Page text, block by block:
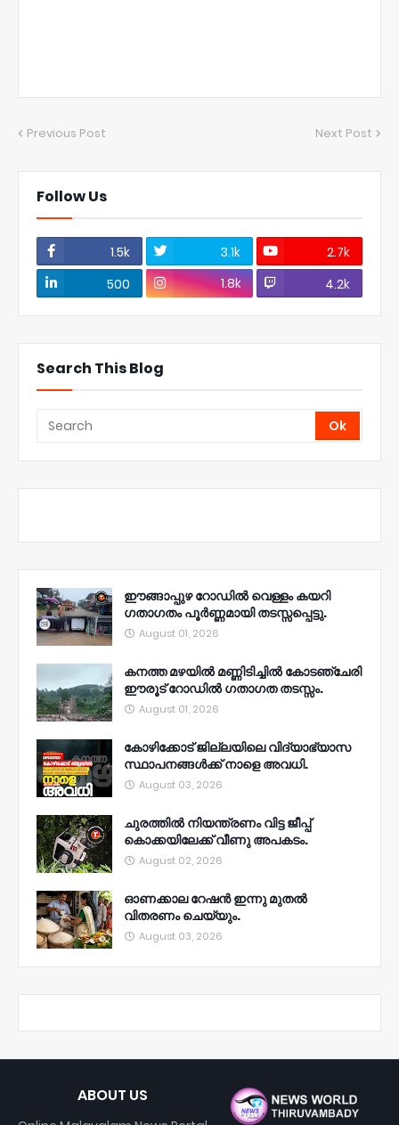
Previous Post Next Post
Follow Us
1.5k 3.1k
2.7k
500
1.8k 4.2k
Search This Blog
ഈങ്ങാപ്പുഴ റോഡിൽ വെള്ളം കയറി
ഗതാഗതം പൂർണ്ണമായി തടസ്സപ്പെട്ടു.
August 01, 2026
കനത്ത മഴയിൽ മണ്ണിടിച്ചിൽ കോടഞ്ചേരി
ഈരൂട് റോഡിൽ ഗതാഗത തടസ്സം.
August 01, 2026
കോഴിക്കോട് ജില്ലയിലെ വിദ്യാഭ്യാസ
സ്ഥാപനങ്ങൾക്ക് നാളെ അവധി.
August 03, 2026
ചുരത്തിൽ നിയന്ത്രണം വിട്ട ജീപ്പ്
കൊക്കയിലേക്ക് വീണു അപകടം.
August 02, 2026
ഓണക്കാല റേഷൻ ഇന്നു മുതല്‍
വിതരണം ചെയ്യും.
August 03, 2026
ABOUT US